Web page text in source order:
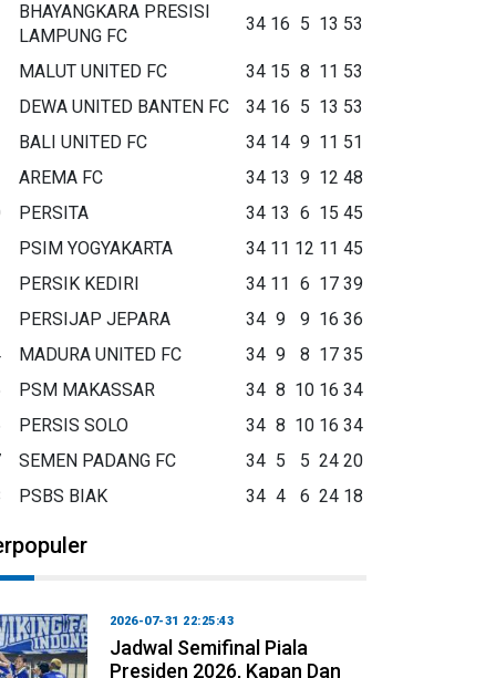
BHAYANGKARA PRESISI
LAMPUNG FC
34 16 5 13 53
MALUT UNITED FC 34 15 8 11 53
DEWA UNITED BANTEN FC
34 16 5 13 53
BALI UNITED FC
34 14 9 11 51
AREMA FC
34 13 9 12 48
PERSITA 34 13 6 15 45
PSIM YOGYAKARTA 34 11 12 11 45
PERSIK KEDIRI 34 11 6 17 39
PERSIJAP JEPARA 34 9 9 16 36
MADURA UNITED FC 34 9 8 17 35
PSM MAKASSAR 34 8 10 16 34
PERSIS SOLO 34 8 10 16 34
SEMEN PADANG FC 34 5 5 24 20
PSBS BIAK 34 4 6 24 18
2026-07-31 22:25:43
Jadwal Semifinal Piala
Presiden 2026, Kapan Dan